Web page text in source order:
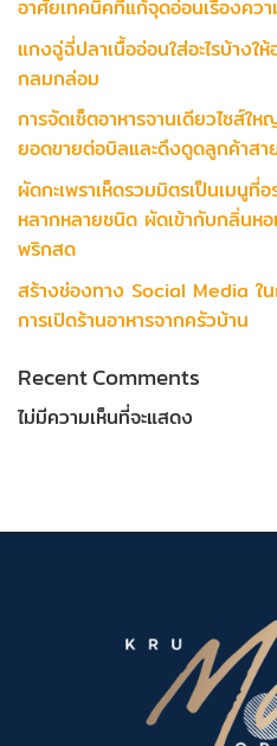
อาศัยเทคนิคที่แก้จุดอ่อนเรื่องควา
แกงฉู่ฉี่ปลาเนื้ออ่อนใส่อะไรบ้าง
กลมกล่อม
การจัดเซ็ตอาหารจานเดียวไซส์ใ
ยอดขายต่อบิลและดึงดูดลูกค้าสา
ผัดกะเพราเห็ดรวมมิตรเป็นเมนู
หลากหลายชนิด ผัดเข้ากับกลิ่นหอ
พริกสด
สร้างช่องทาง Social Media ใ
การเปิดร้านอาหารจากครัวบ้าน
Recent Comments
ไม่มีความเห็นที่จะแสดง